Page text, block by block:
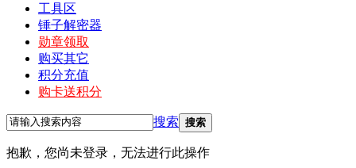
工具区
锤子解密器
勋章领取
购买其它
积分充值
购卡送积分
搜索 搜索
抱歉，您尚未登录，无法进行此操作